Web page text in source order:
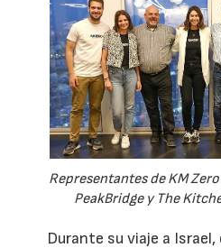
Representantes de KM
PeakBridge y The
Durante su viaje a